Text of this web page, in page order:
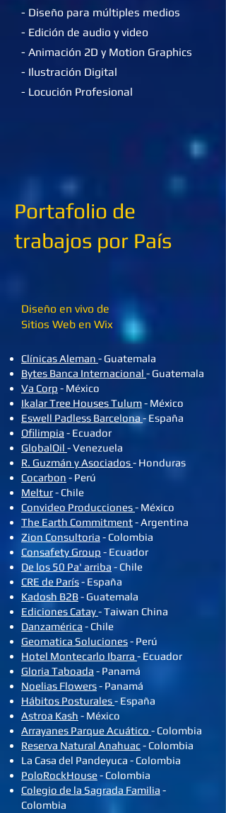
- Diseño para múltiples medios
- Edición de audio y video
- Animación 2D y Motion Graphics
- Ilustración Digital
- Locución Profesional
Portafolio de
trabajos por País
Diseño en vivo de
Sitios Web en Wix
Clínicas Aleman - Guatemala
Bytes Banca Internacional - Guatemala
Va Corp - México
Ikalar Tree Houses Tulum- México
Eswell Padless Barcelona- España
Ofilimpia - Ecuador
GlobalOil - Venezuela
R. Guzmán y Asociados- Honduras
Cocarbon - Perú
Meltur- Chile
Convideo Producciones- México
The Earth Commitment- Argentina
Zion Consultoria - Colombia
Consafety Group - Ecuador
De los 50 Pa' arriba - Chile
CRE de París- España
Kadosh B2B- Guatemala
Ediciones Catay- Taiwan China
Danzamérica - Chile
Geomatica Soluciones- Perú
Hotel Montecarlo Ibarra - Ecuador
Gloria Taboada - Panamá
Noelias Flowers- Panamá
Hábitos Posturales- España
Astroa Kash - México
Arrayanes Parque Acuático - Colombia
Reserva Natural Anahuac- Colombia
La Casa del Pandeyuca - Colombia
PoloRockHouse- Colombia
Colegio de la Sagrada Familia -
Colombia